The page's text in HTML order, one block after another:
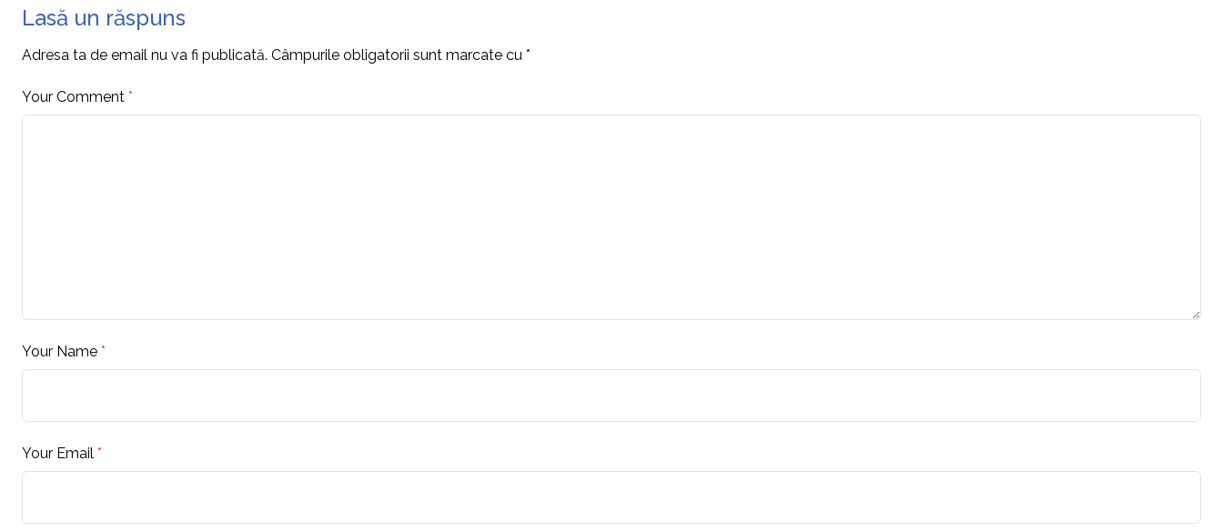
Lasă un răspuns
Adresa ta de email nu va fi publicată. Câmpurile obligatorii sunt marcate cu *
Your Comment *
Your Name *
Your Email *